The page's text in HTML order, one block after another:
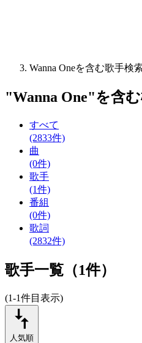
Wanna Oneを含む歌手検
"Wanna One"を含む
すべて
(2833件)
曲
(0件)
歌手
(1件)
番組
(0件)
歌詞
(2832件)
歌手一覧（1件）
(1-1件目表示)
人気順